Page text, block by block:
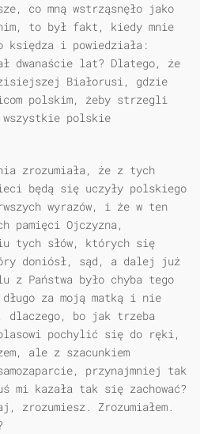
co mną wstrząsnęło jako
to był fakt, kiedy mnie
księdza i powiedziała:
dwanaście lat? Dlatego, że
Białorusi, gdzie
polskim, żeby strzegli
polskie
zrozumiała, że z tych
będą się uczyły polskiego
wyrazów, i że w ten
pamięci Ojczyzna,
tych słów, których się
doniósł, sąd, a dalej już
z Państwa było chyba tego
za moją matką i nie
dlaczego, bo jak trzeba
pochylić się do ręki,
ale z szacunkiem
przynajmniej tak
mi kazała tak się zachować?
zrozumiesz. Zrozumiałem.